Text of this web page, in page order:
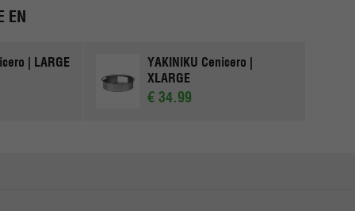
EN
| LARGE
YAKINIKU Cenicero |
XLARGE
€ 34.99